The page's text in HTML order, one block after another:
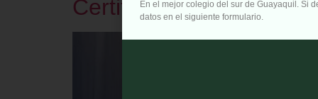
Certificaciones TOEFL
En el mejor colegio del sur de Guayaquil. Si
datos en el siguiente formulario.